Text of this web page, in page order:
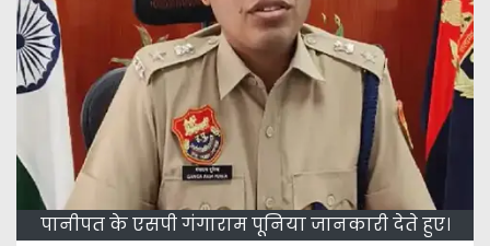
पानीपत के एसपी गंगाराम पूनिया जानकारी देते हुए।